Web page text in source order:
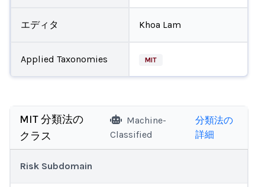
エディタ Khoa Lam
Applied Taxonomies MIT
MIT 分類法の
クラス
Machine-
Classified
分類法の
詳細
Risk Subdomain